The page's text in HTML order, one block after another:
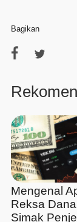
Bagikan
Mengenal
Reksa
Simak